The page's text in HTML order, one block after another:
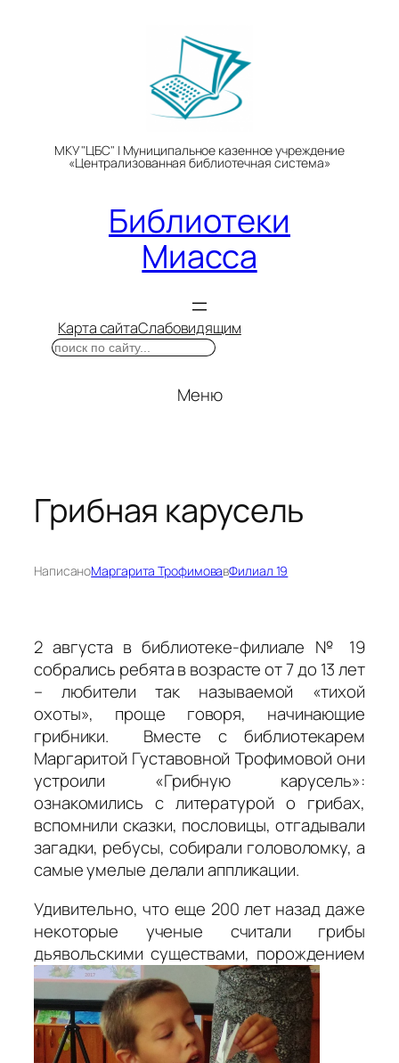
МКУ "ЦБС" | Муниципальное казенное учреждение
«Централизованная библиотечная система»
Библиотеки
Миасса
Карта сайтаСлабовидящим
Поиск
Меню
Грибная карусель
НаписаноМаргарита ТрофимовавФилиал 19
2 августа в библиотеке-филиале № 19
собрались ребята в возрасте от 7 до 13 лет
– любители так называемой «тихой
охоты», проще говоря, начинающие
грибники. Вместе с библиотекарем
Маргаритой Густавовной Трофимовой они
устроили «Грибную карусель»:
ознакомились с литературой о грибах,
вспомнили сказки, пословицы, отгадывали
загадки, ребусы, собирали головоломку, а
самые умелые делали аппликации.
Удивительно, что еще 200 лет назад даже
некоторые ученые считали грибы
дьявольскими существами, порождением